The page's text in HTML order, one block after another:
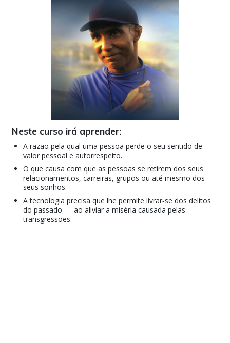
Neste curso irá aprender:
A razão pela qual uma pessoa perde o seu sentido de
valor pessoal e autorrespeito.
O que causa com que as pessoas se retirem dos seus
relacionamentos, carreiras, grupos ou até mesmo dos
seus sonhos.
A tecnologia precisa que lhe permite livrar‑se dos delitos
do passado — ao aliviar a miséria causada pelas
transgressões.